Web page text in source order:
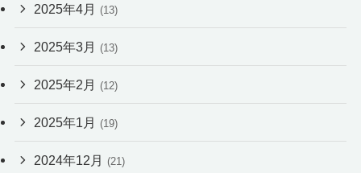
2025年4月 (13)
2025年3月 (13)
2025年2月 (12)
2025年1月 (19)
2024年12月 (21)